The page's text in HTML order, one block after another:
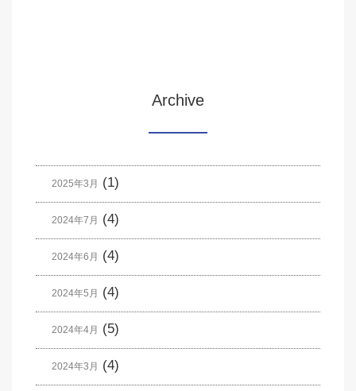
Archive
2025年3月 (1)
2024年7月 (4)
2024年6月 (4)
2024年5月 (4)
2024年4月 (5)
2024年3月 (4)